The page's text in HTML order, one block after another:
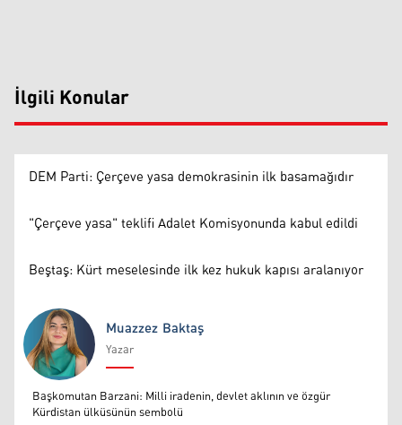
İlgili Konular
DEM Parti: Çerçeve yasa demokrasinin ilk basamağıdır
"Çerçeve yasa" teklifi Adalet Komisyonunda kabul edildi
Beştaş: Kürt meselesinde ilk kez hukuk kapısı aralanıyor
Muazzez Baktaş
Muazzez Baktaş
Yazar
Başkomutan Barzani: Milli iradenin, devlet aklının ve özgür
Kürdistan ülküsünün sembolü